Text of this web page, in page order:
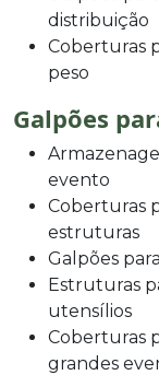
distribuição
Coberturas
peso
Galpões
evento
Coberturas
estruturas
Galpões
Estruturas
utensílios
Coberturas
grandes